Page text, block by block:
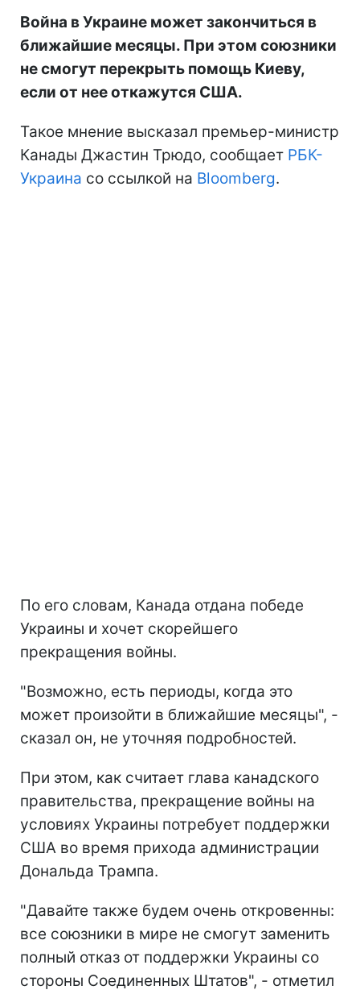
Война в Украине может закончиться в
ближайшие месяцы. При этом союзники
не смогут перекрыть помощь Киеву,
если от нее откажутся США.
Такое мнение высказал премьер-министр
Канады Джастин Трюдо, сообщает РБК-
Украина со ссылкой на Bloomberg.
По его словам, Канада отдана победе
Украины и хочет скорейшего
прекращения войны.
"Возможно, есть периоды, когда это
может произойти в ближайшие месяцы", -
сказал он, не уточняя подробностей.
При этом, как считает глава канадского
правительства, прекращение войны на
условиях Украины потребует поддержки
США во время прихода администрации
Дональда Трампа.
"Давайте также будем очень откровенны:
все союзники в мире не смогут заменить
полный отказ от поддержки Украины со
стороны Соединенных Штатов", - отметил